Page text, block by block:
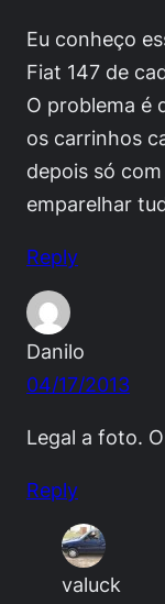
Eu conheço
Fiat 147 de
O problema é
os carrinhos
depois só
emparelhar
Reply
Danilo
04/17/2013
Legal a foto.
Reply
valuck